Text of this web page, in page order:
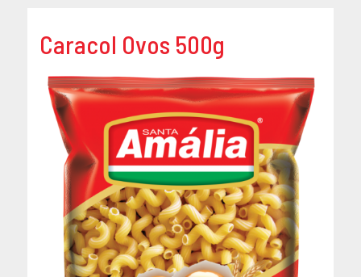
Caracol Ovos 500g